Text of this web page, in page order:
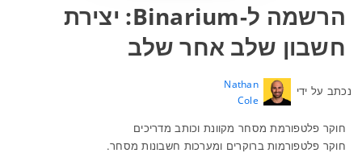
הרשמה ל-Binarium: יצירת
חשבון שלב אחר שלב
נכתב על ידי
Nathan
Cole
חוקר פלטפורמת מסחר מקוונת וכותב מדריכים
חוקר פלטפורמות ברוקרים ומערכות חשבונות מסחר.